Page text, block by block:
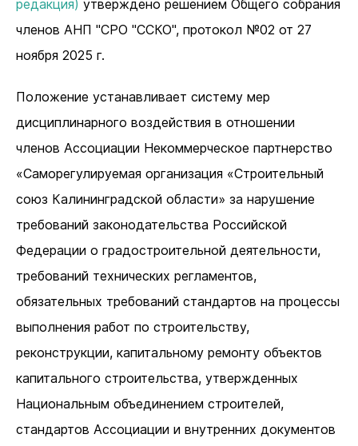
редакция) утверждено решением Общего собрания
членов АНП "СРО "ССКО", протокол №02 от 27
ноября 2025 г.
Положение устанавливает систему мер
дисциплинарного воздействия в отношении
членов Ассоциации Некоммерческое партнерство
«Саморегулируемая организация «Строительный
союз Калининградской области» за нарушение
требований законодательства Российской
Федерации о градостроительной деятельности,
требований технических регламентов,
обязательных требований стандартов на процессы
выполнения работ по строительству,
реконструкции, капитальному ремонту объектов
капитального строительства, утвержденных
Национальным объединением строителей,
стандартов Ассоциации и внутренних документов